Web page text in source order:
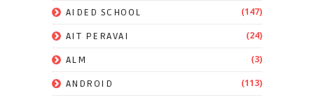
AIDED SCHOOL (147)
AIT PERAVAI (24)
ALM (3)
ANDROID (113)